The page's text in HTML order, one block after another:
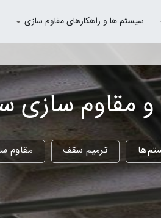
سیستم ها و راهکارهای مقاوم سازی
و مقاوم سازی
ترمیم سقف مقاوم